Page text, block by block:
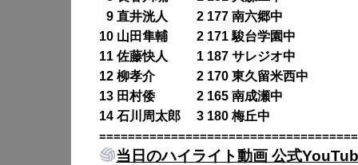
9 直井洸人 2 177 南六郷中
10 山田隼輔 2 171 駿台学園中
11 佐藤快人 1 187 サレジオ中
12 柳孝介 2 170 東久留米西中
13 田村倭 2 165 南成瀬中
14 石川周太郎 3 180 梅丘中
当日のハイライト動画 公式